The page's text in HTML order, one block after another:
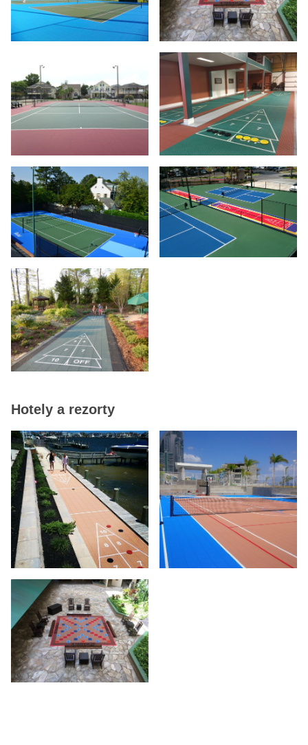
Hotely a rezorty